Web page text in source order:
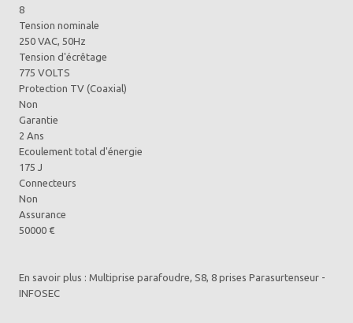
8
Tension nominale
250 VAC, 50Hz
Tension d'écrêtage
775 VOLTS
Protection TV (Coaxial)
Non
Garantie
2 Ans
Ecoulement total d'énergie
175 J
Connecteurs
Non
Assurance
50000 €
En savoir plus : Multiprise parafoudre, S8, 8 prises Parasurtenseur -
INFOSEC